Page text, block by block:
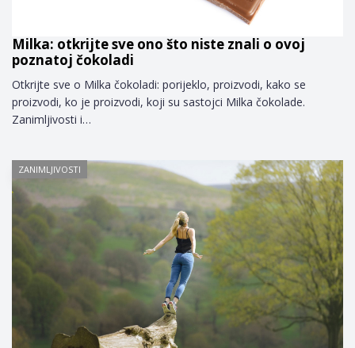
Milka: otkrijte sve ono što niste znali o ovoj
poznatoj čokoladi
Otkrijte sve o Milka čokoladi: porijeklo, proizvodi, kako se
proizvodi, ko je proizvodi, koji su sastojci Milka čokolade.
Zanimljivosti i…
ZANIMLJIVOSTI